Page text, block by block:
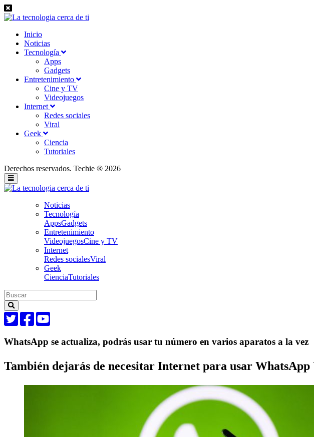
Inicio
Noticias
Tecnología
Apps
Gadgets
Entretenimiento
Cine y TV
Videojuegos
Internet
Redes sociales
Viral
Geek
Ciencia
Tutoriales
Derechos reservados. Techie ® 2026
Noticias
Tecnología
AppsGadgets
Entretenimiento
VideojuegosCine y TV
Internet
Redes socialesViral
Geek
CienciaTutoriales
WhatsApp se actualiza, podrás usar tu número en varios aparatos a la vez
También dejarás de necesitar Internet para usar WhatsApp